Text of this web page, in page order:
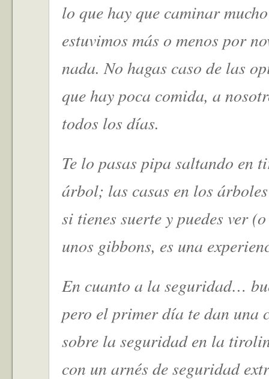
lo que hay que caminar
estuvimos más o menos por
nada. No hagas caso de las
que hay poca comida, a
todos los días.
Te lo pasas pipa saltando en
árbol; las casas en los
si tienes suerte y puedes ver
unos gibbons, es una
En cuanto a la seguridad…
pero el primer día te dan una
sobre la seguridad en la
con un arnés de seguridad